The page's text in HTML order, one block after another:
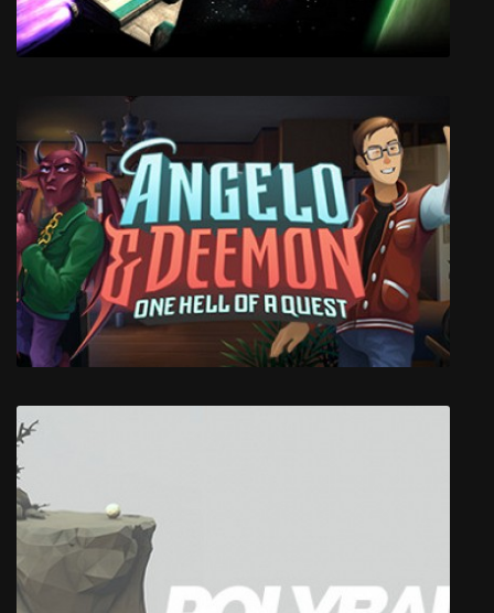
Scavenger SV-4
Angelo and Deemon: One Hell of a Quest